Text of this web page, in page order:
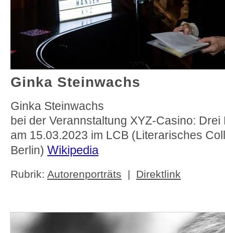
Ginka Steinwachs
Ginka Steinwachs
bei der Verannstaltung XYZ-Casino:
am 15.03.2023 im LCB (Literarisches
Berlin) Wikipedia
Rubrik: Autorenporträts | Direktlink